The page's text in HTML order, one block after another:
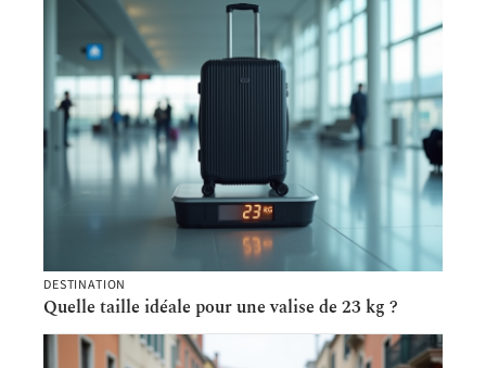
DESTINATION
Quelle taille idéale pour une valise de 23 kg ?